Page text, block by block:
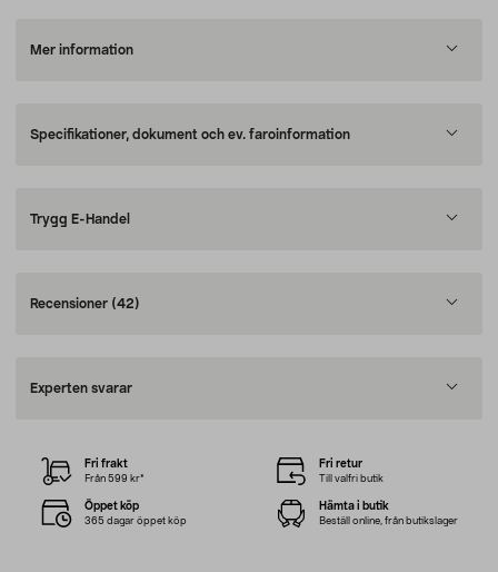
Mer information
Specifikationer, dokument och ev. faroinformation
Trygg E-Handel
Recensioner (42)
Experten svarar
Fri frakt
Från 599 kr*
Fri retur
Till valfri butik
Öppet köp
365 dagar öppet köp
Hämta i butik
Beställ online, från butikslager